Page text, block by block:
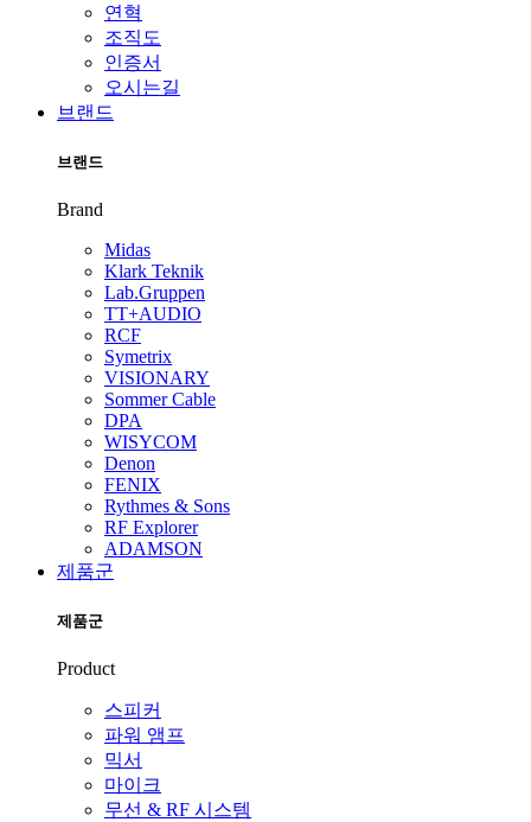
연혁
조직도
인증서
오시는길
브랜드
브랜드
Brand
Midas
Klark Teknik
Lab.Gruppen
TT+AUDIO
RCF
Symetrix
VISIONARY
Sommer Cable
DPA
WISYCOM
Denon
FENIX
Rythmes & Sons
RF Explorer
ADAMSON
제품군
제품군
Product
스피커
파워 앰프
믹서
마이크
무선 & RF 시스템